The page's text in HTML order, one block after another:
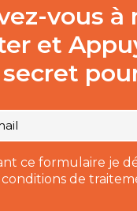
vous à
et
ce formulaire je
de